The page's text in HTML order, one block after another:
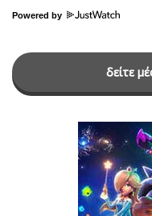
Powered by
δείτε